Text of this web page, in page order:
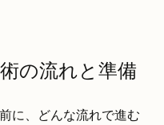
の流れと準備
に、どんな流れで進む